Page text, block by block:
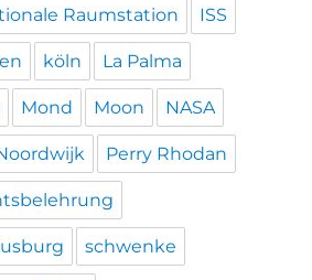
Raumstation ISS
köln La Palma
Mond Moon NASA
Perry Rhodan
schwenke